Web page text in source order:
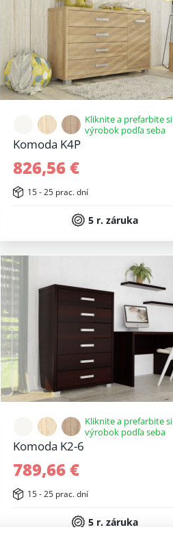
Kliknite a prefarbite si
výrobok podľa seba
Komoda K4P
826,56 €
15 - 25 prac. dní
5 r. záruka
Kliknite a prefarbite si
výrobok podľa seba
Komoda K2-6
789,66 €
15 - 25 prac. dní
5 r. záruka